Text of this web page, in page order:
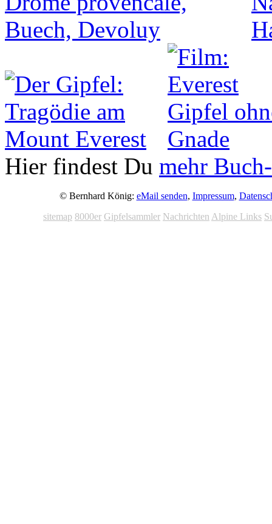
Hier findest Du mehr
© Bernhard König: eMail senden, Impressum,
sitemap 8000er Gipfelsammler Nachrichten Alpine Links